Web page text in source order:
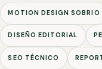
MOTION DESIGN SOBRIO
DISEÑO EDITORIAL
SEO TÉCNICO